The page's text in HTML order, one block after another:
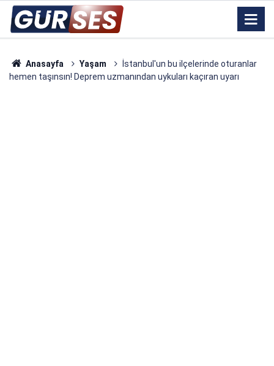
Anasayfa Yaşam
İstanbul'un bu ilçelerinde oturanlar
hemen taşınsın! Deprem uzmanından uykuları kaçıran uyarı